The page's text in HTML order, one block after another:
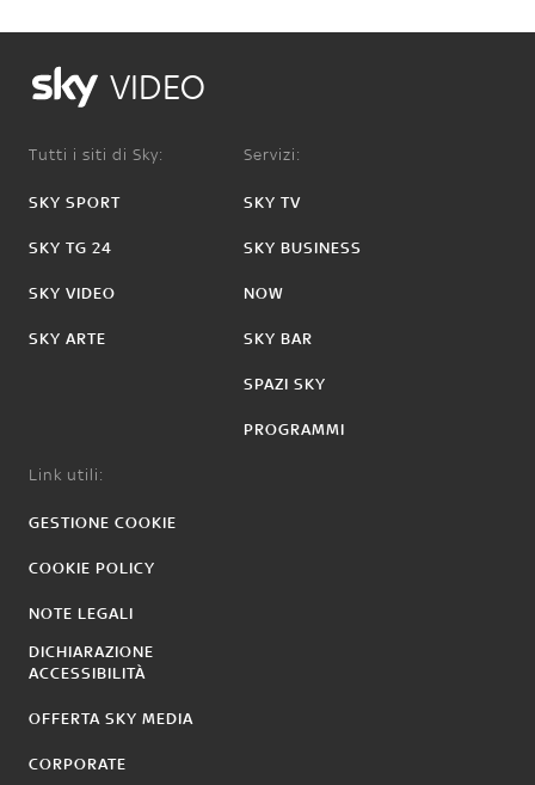
VIDEO
Tutti i siti di Sky:
SKY SPORT
SKY TG 24
SKY VIDEO
SKY ARTE
Servizi:
SKY TV
SKY BUSINESS
NOW
SKY BAR
SPAZI SKY
PROGRAMMI
Link utili:
GESTIONE COOKIE
COOKIE POLICY
NOTE LEGALI
DICHIARAZIONE
ACCESSIBILITÀ
OFFERTA SKY MEDIA
CORPORATE